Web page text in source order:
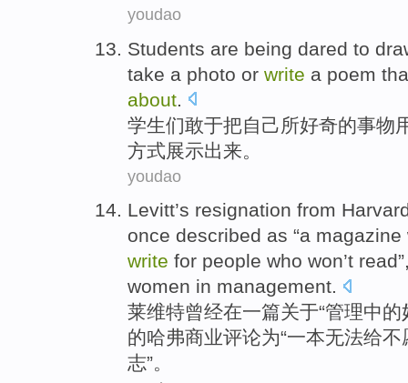
youdao
Students are being dared to
take a photo or write a poem
about
学生们敢于把自己所好奇的事物
方式展示出来。
youdao
Levitt’s resignation from
once described as “a magazine
write for people who won’t read
women in management.
莱维特曾经在一篇关于“管理中的
的哈弗商业评论为“一本无法给不
志”。